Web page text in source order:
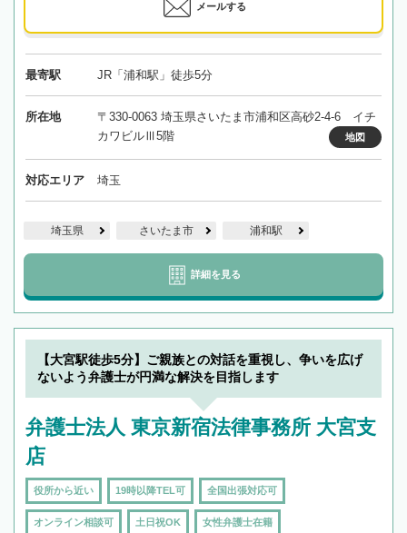
メールする
最寄駅 JR「浦和駅」徒歩5分
所在地
〒330-0063 埼玉県さいたま市浦和区高砂2-4-6 イチ
カワビルⅢ5階
地図
対応エリア 埼玉
埼玉県 さいたま市 浦和駅
詳細を見る
【大宮駅徒歩5分】ご親族との対話を重視し、争いを広げ
ないよう弁護士が円満な解決を目指します
弁護士法人 東京新宿法律事務所 大宮支
店
役所から近い 19時以降TEL可 全国出張対応可
オンライン相談可 土日祝OK 女性弁護士在籍